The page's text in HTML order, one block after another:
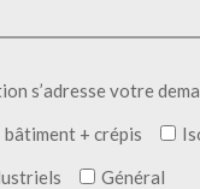
s’adresse votre
+ crépis
Général